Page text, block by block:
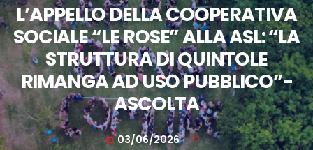
L’APPELLO DELLA COOPERATIVA
SOCIALE “LE ROSE” ALLA ASL: “LA
STRUTTURA DI QUINTOLE
RIMANGA AD USO PUBBLICO”-
ASCOLTA
today 03/06/2026